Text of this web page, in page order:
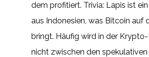
dem profitiert. Trivia: Lapis ist
aus Indonesien, was Bitcoin auf
bringt. Häufig wird in der
nicht zwischen den spekulativen